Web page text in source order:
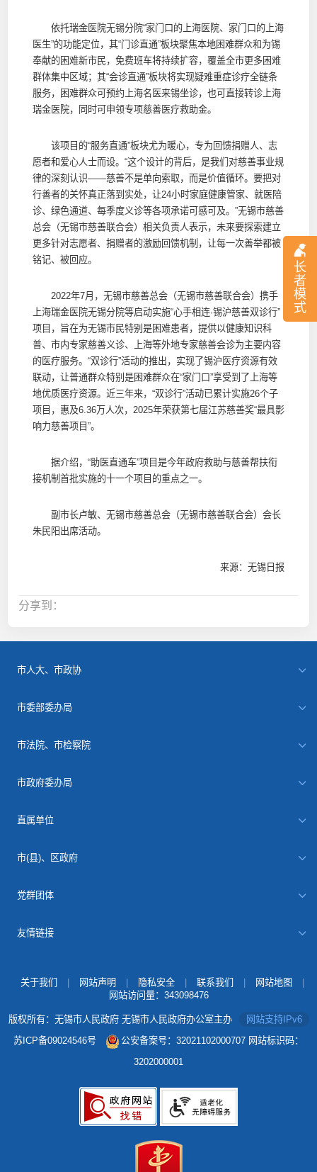
长
者
模
式
依托瑞金医院无锡分院“家门口的上海医院、家门口的上海
医生”的功能定位，其“门诊直通”板块聚焦本地困难群众和为锡
奉献的困难新市民，免费班车将持续扩容，覆盖全市更多困难
群体集中区域；其“会诊直通”板块将实现疑难重症诊疗全链条
服务，困难群众可预约上海名医来锡坐诊，也可直接转诊上海
瑞金医院，同时可申领专项慈善医疗救助金。
该项目的“服务直通”板块尤为暖心，专为回馈捐赠人、志
愿者和爱心人士而设。“这个设计的背后，是我们对慈善事业规
律的深刻认识——慈善不是单向索取，而是价值循环。要把对
行善者的关怀真正落到实处，让24小时家庭健康管家、就医陪
诊、绿色通道、每季度义诊等各项承诺可感可及。”无锡市慈善
总会（无锡市慈善联合会）相关负责人表示，未来要探索建立
更多针对志愿者、捐赠者的激励回馈机制，让每一次善举都被
铭记、被回应。
2022年7月，无锡市慈善总会（无锡市慈善联合会）携手
上海瑞金医院无锡分院等启动实施“心手相连·锡沪慈善双诊行”
项目，旨在为无锡市民特别是困难患者，提供以健康知识科
普、市内专家慈善义诊、上海等外地专家慈善会诊为主要内容
的医疗服务。“双诊行”活动的推出，实现了锡沪医疗资源有效
联动，让普通群众特别是困难群众在“家门口”享受到了上海等
地优质医疗资源。近三年来，“双诊行”活动已累计实施26个子
项目，惠及6.36万人次，2025年荣获第七届江苏慈善奖“最具影
响力慈善项目”。
据介绍，“助医直通车”项目是今年政府救助与慈善帮扶衔
接机制首批实施的十一个项目的重点之一。
副市长卢敏、无锡市慈善总会（无锡市慈善联合会）会长
朱民阳出席活动。
来源：无锡日报
分享到：
市人大、市政协
市委部委办局
市法院、市检察院
市政府委办局
直属单位
市(县)、区政府
党群团体
友情链接
关于我们 网站声明 隐私安全 联系我们 网站地图
网站访问量： 343098476
版权所有：无锡市人民政府 无锡市人民政府办公室主办
网站支持IPv6
苏ICP备09024546号
公安备案号：32021102000707 网站标识码：
3202000001